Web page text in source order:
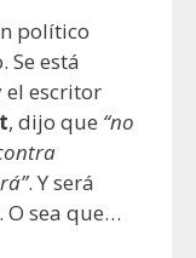
político
está
el escritor
, dijo que “no
. Y será
sea que…